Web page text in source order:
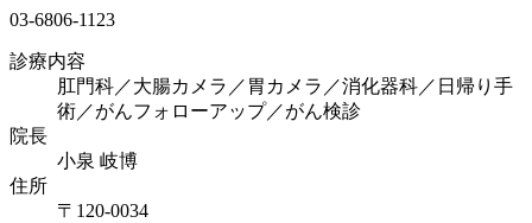
03-6806-1123
診療内容
肛門科／大腸カメラ／胃カメラ／消化器科／ 日帰り手
術／がんフォローアップ／がん検診
院長
小泉 岐博
住所
〒120-0034